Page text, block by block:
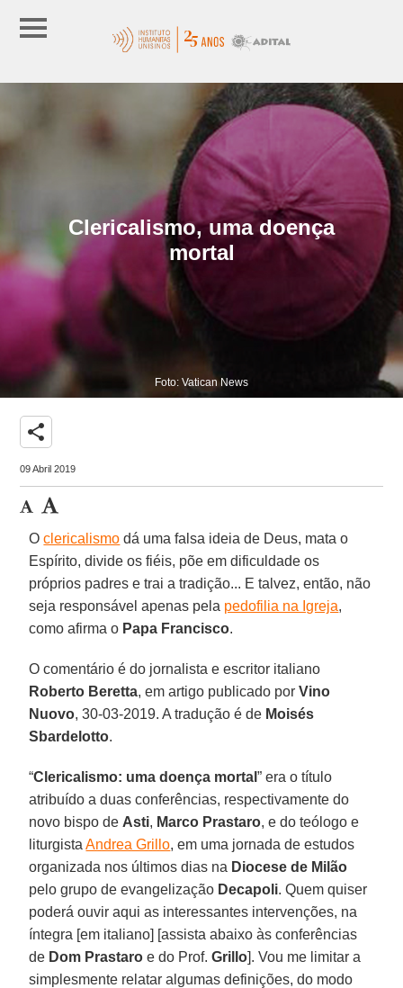
Clericalismo, uma doença
mortal
Foto: Vatican News
share
09 Abril 2019
Oclericalismo dá uma falsa ideia de Deus, mata o
Espírito, divide os fiéis, põe em dificuldade os
próprios padres e trai a tradição... E talvez, então, não
seja responsável apenas pela pedofilia na Igreja,
como afirma o Papa Francisco.
O comentário é do jornalista e escritor italiano
Roberto Beretta, em artigo publicado porVino
Nuovo, 30-03-2019. A tradução é de Moisés
Sbardelotto.
“Clericalismo: uma doença mortal” era o título
atribuído a duas conferências, respectivamente do
novo bispo de Asti, Marco Prastaro, e do teólogo e
liturgistaAndrea Grillo, em uma jornada de estudos
organizada nos últimos dias na Diocese de Milão
pelo grupo de evangelização Decapoli. Quem quiser
poderá ouvir aqui as interessantes intervenções, na
íntegra [em italiano] [assista abaixo às conferências
de Dom Prastaro e do Prof.Grillo]. Vou me limitar a
simplesmente relatar algumas definições, do modo